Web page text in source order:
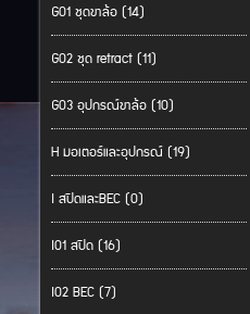
G01 ชุดขาล้อ (14)
G02 ชุด retract (11)
G03 อุปกรณ์ขาล้อ (10)
H มอเตอร์และอุปกรณ์ (19)
I สปีดและBEC (0)
I01 สปีด (16)
I02 BEC (7)